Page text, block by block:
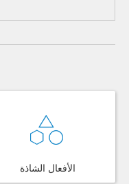
الأفعال الشاذة